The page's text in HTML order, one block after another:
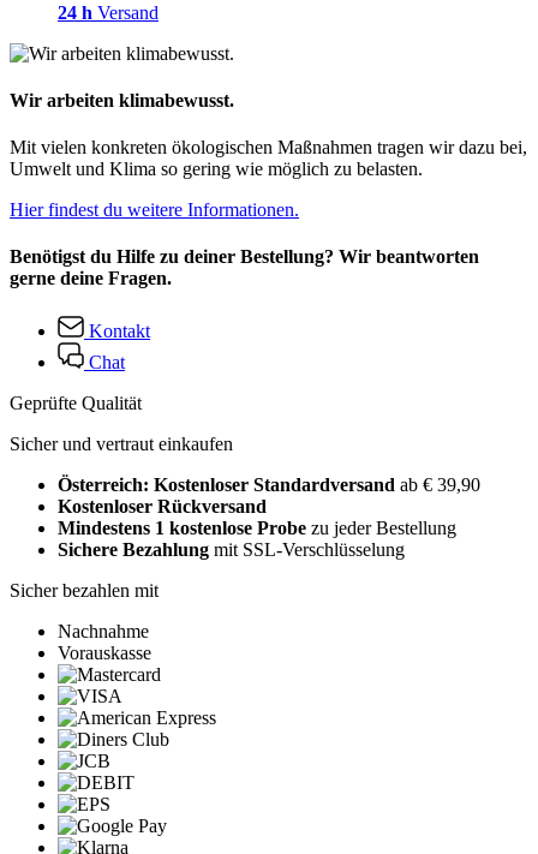
24 h Versand
Wir arbeiten klimabewusst.
Mit vielen konkreten ökologischen Maßnahmen tragen wir dazu bei,
Umwelt und Klima so gering wie möglich zu belasten.
Hier findest du weitere Informationen.
Benötigst du Hilfe zu deiner Bestellung? Wir beantworten
gerne deine Fragen.
Kontakt
Chat
Geprüfte Qualität
Sicher und vertraut einkaufen
Österreich: Kostenloser Standardversand ab € 39,90
Kostenloser Rückversand
Mindestens 1 kostenlose Probe zu jeder Bestellung
Sichere Bezahlung mit SSL-Verschlüsselung
Sicher bezahlen mit
Nachnahme
Vorauskasse